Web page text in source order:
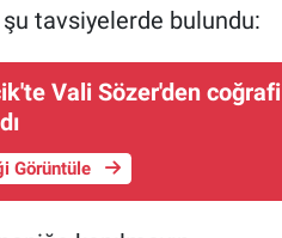
şu tavsiyelerde bulundu:
Vali Sözer'den
Görüntüle